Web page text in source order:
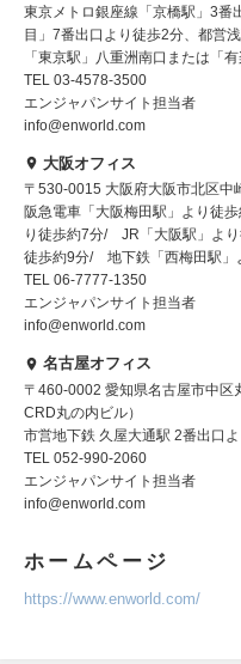
東京メトロ銀座線「京橋駅」3番
目」7番出口より徒歩2分、都営
「東京駅」八重洲南口または「
TEL 03-4578-3500
エンジャパンサイト担当者
info@enworld.com
大阪オフィス
〒530-0015 大阪府大阪市北区中
阪急電車「大阪梅田駅」より徒
り徒歩約7分/ JR「大阪駅」よ
徒歩約9分/ 地下鉄「西梅田駅」
TEL 06-7777-1350
エンジャパンサイト担当者
info@enworld.com
名古屋オフィス
〒460-0002 愛知県名古屋市中区
CRD丸の内ビル）
市営地下鉄 久屋大通駅 2番出口
TEL 052-990-2060
エンジャパンサイト担当者
info@enworld.com
ホームページ
https://www.enworld.com/